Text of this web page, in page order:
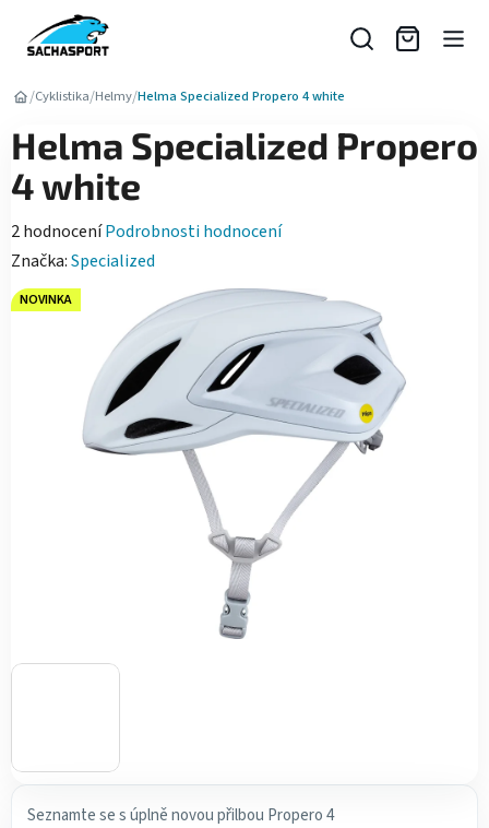
obsah
/Cyklistika/Helmy/Helma Specialized Propero 4 white
Seznamte se s úplně novou přilbou Propero 4
Helma Specialized Propero
4 white
Průměrné
hodnocení
produktu
je
hvězdiček.
2 hodnoceníPodrobnosti hodnocení
Značka:Specialized
NOVINKA